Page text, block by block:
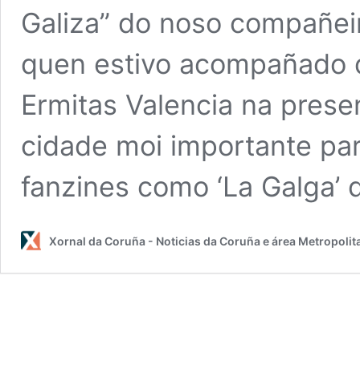
Galiza” do noso
quen estivo acompañado
Ermitas Valencia na
cidade moi importante
fanzines como ‘La
Xornal da Coruña - Noticias da Coruña e área